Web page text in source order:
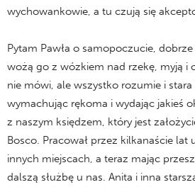
wychowankowie, a tu czują się
Pytam Pawła o samopoczucie,
wożą go z wózkiem nad rzekę, myją i
nie mówi, ale wszystko rozumie i stara
wymachując rękoma i wydając jakieś
z naszym księdzem, który jest
Bosco. Pracował przez kilkanaście lat
innych miejscach, a teraz mając
dalszą służbę u nas. Anita i inna